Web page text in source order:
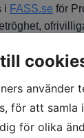
i FASS.se för
legs),
använder
för att samla
för olika